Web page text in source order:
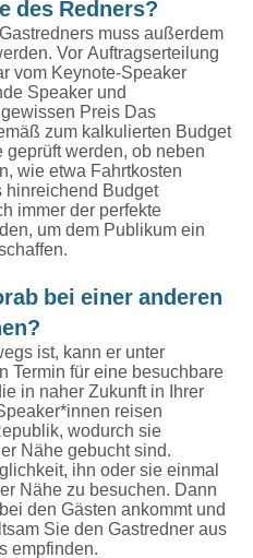
des Redners?
muss außerdem
Vor Auftragserteilung
vom Keynote-Speaker
Speaker und
Preis Das
zum kalkulierten Budget
werden, ob neben
wie etwa Fahrtkosten
hinreichend Budget
immer der perfekte
um dem Publikum ein
bei einer anderen
ist, kann er unter
Termin für eine besuchbare
in naher Zukunft in Ihrer
reisen
wodurch sie
Nähe gebucht sind.
ihn oder sie einmal
Nähe zu besuchen. Dann
den Gästen ankommt und
Sie den Gastredner aus
empfinden.